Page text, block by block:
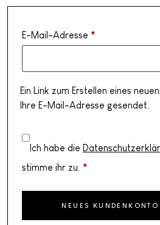
E-Mail-Adresse *
Ein Link zum Erstellen eines
Ihre E-Mail-Adresse gesendet.
Ich habe die
stimme ihr zu. *
NEUES